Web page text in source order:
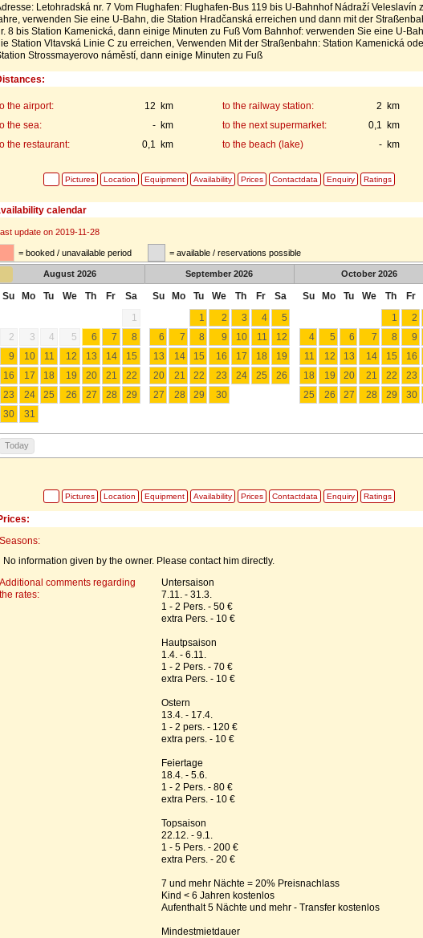
Letohradská nr. 7 Vom Flughafen: Flughafen-Bus 119 bis U-Bahnhof Nádraží Veleslavín
verwenden Sie eine U-Bahn, die Station Hradčanská erreichen und dann mit der
8 bis Station Kamenická, dann einige Minuten zu Fuß Vom Bahnhof: verwenden Sie eine U-
Station Vltavská Linie C zu erreichen, Verwenden Mit der Straßenbahn: Station Kamenická
Strossmayerovo náměstí, dann einige Minuten zu Fuß
12 km
the airport: 2 km
to the railway station:
- km
the sea: 0,1 km
to the next supermarket:
0,1 km
the restaurant: - km
to the beach (lake)
Pictures Location Equipment Availability Prices Contactdata Enquiry Ratings
calendar
update on 2019-11-28
= booked / unavailable period = available / reservations possible
August 2026
Su Mo Tu We Th Fr
Sa
1
2
3 4 5 6 7
8
9
10 11 12 13 14
15
16
17 18 19 20 21
22
23
24 25 26 27 28
29
30
31
September 2026
Su Mo Tu We Th Fr
Sa
1
2 3 4
5
6
7 8 9 10 11
12
13
14 15 16 17 18
19
20
21 22 23 24 25
26
27
28 29 30
October 2026
Su Mo Tu We Th Fr
1
2
4
5 6 7 8 9
11
12 13 14 15 16
18
19 20 21 22 23
25
26 27 28 29 30
Today
Pictures Location Equipment Availability Prices Contactdata Enquiry Ratings
Seasons:
No information given by the owner. Please contact him directly.
Additional comments regarding
the rates:
Untersaison
7.11. - 31.3.
1 - 2 Pers. - 50 €
extra Pers. - 10 €
Hautpsaison
1.4. - 6.11.
1 - 2 Pers. - 70 €
extra Pers. - 10 €
Ostern
13.4. - 17.4.
1 - 2 pers. - 120 €
extra pers. - 10 €
Feiertage
18.4. - 5.6.
1 - 2 Pers. - 80 €
extra Pers. - 10 €
Topsaison
22.12. - 9.1.
1 - 5 Pers. - 200 €
extra Pers. - 20 €
7 und mehr Nächte = 20% Preisnachlass
Kind ˂ 6 Jahren kostenlos
Aufenthalt 5 Nächte und mehr - Transfer kostenlos
Mindestmietdauer